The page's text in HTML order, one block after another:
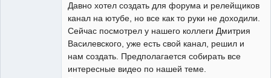
Давно хотел создать для форума и релейщиков
канал на ютубе, но все как то руки не доходили.
Сейчас посмотрел у нашего коллеги Дмитрия
Василевского, уже есть свой канал, решил и
нам создать. Предполагается собирать все
интересные видео по нашей теме.